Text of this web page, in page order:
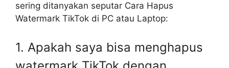
sering ditanyakan seputar Cara Hapus
Watermark TikTok di PC atau Laptop:
1. Apakah saya bisa menghapus